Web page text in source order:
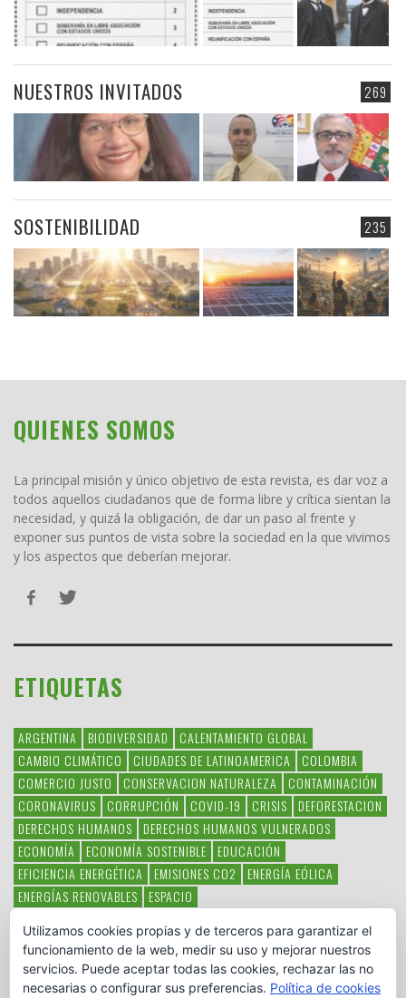
269
NUESTROS INVITADOS
235
SOSTENIBILIDAD
QUIENES SOMOS
La principal misión y único objetivo de esta revista, es dar voz a
todos aquellos ciudadanos que de forma libre y crítica sientan la
necesidad, y quizá la obligación, de dar un paso al frente y
exponer sus puntos de vista sobre la sociedad en la que vivimos
y los aspectos que deberían mejorar.
ETIQUETAS
ARGENTINA BIODIVERSIDAD
CALENTAMIENTO GLOBAL
CAMBIO CLIMÁTICO
CIUDADES DE LATINOAMERICA
COLOMBIA
COMERCIO JUSTO
CONSERVACION NATURALEZA
CONTAMINACIÓN
CORONAVIRUS
CORRUPCIÓN COVID-19 CRISIS
DEFORESTACION
DERECHOS HUMANOS
DERECHOS HUMANOS VULNERADOS
ECONOMÍA
ECONOMÍA SOSTENIBLE
EDUCACIÓN
EFICIENCIA ENERGÉTICA
EMISIONES CO2
ENERGÍA EÓLICA
ENERGÍAS RENOVABLES
ESPACIO
HAMBRE LATINOAMÉRICA MEDIO AMBIENTE
MÉXICO
OBJETIVOS DEL MILENIO
ONGS PAZ POBREZA POESÍA
POLITICA
PUEBLOS INDÍGENAS RSC RSE SOBERANÍA ALIMENTARIA
Utilizamos cookies propias y de terceros para garantizar el
funcionamiento de la web, medir su uso y mejorar nuestros
servicios. Puede aceptar todas las cookies, rechazar las no
necesarias o configurar sus preferencias. Política de cookies